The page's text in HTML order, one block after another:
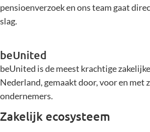
pensioenverzoek en ons team gaat
slag.
beUnited
beUnited is de meest krachtige
Nederland, gemaakt door, voor en met
ondernemers.
Zakelijk ecosysteem